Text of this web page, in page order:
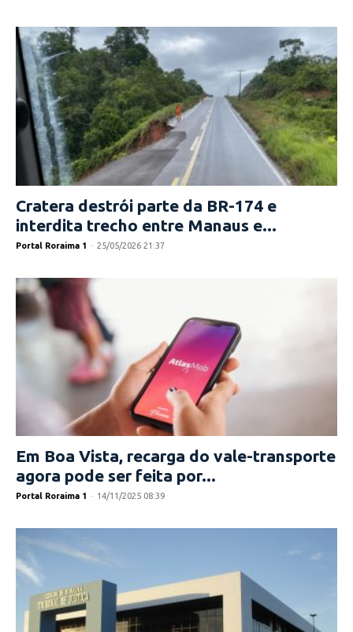
Cratera destrói parte da BR-174 e
interdita trecho entre Manaus e...
Portal Roraima 1 - 25/05/2026 21:37
Em Boa Vista, recarga do vale-transporte
agora pode ser feita por...
Portal Roraima 1 - 14/11/2025 08:39